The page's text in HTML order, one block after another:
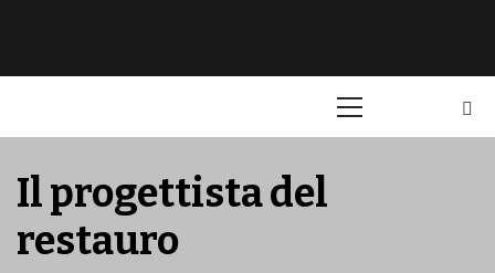
MAGAZINE
Il progettista del
restauro